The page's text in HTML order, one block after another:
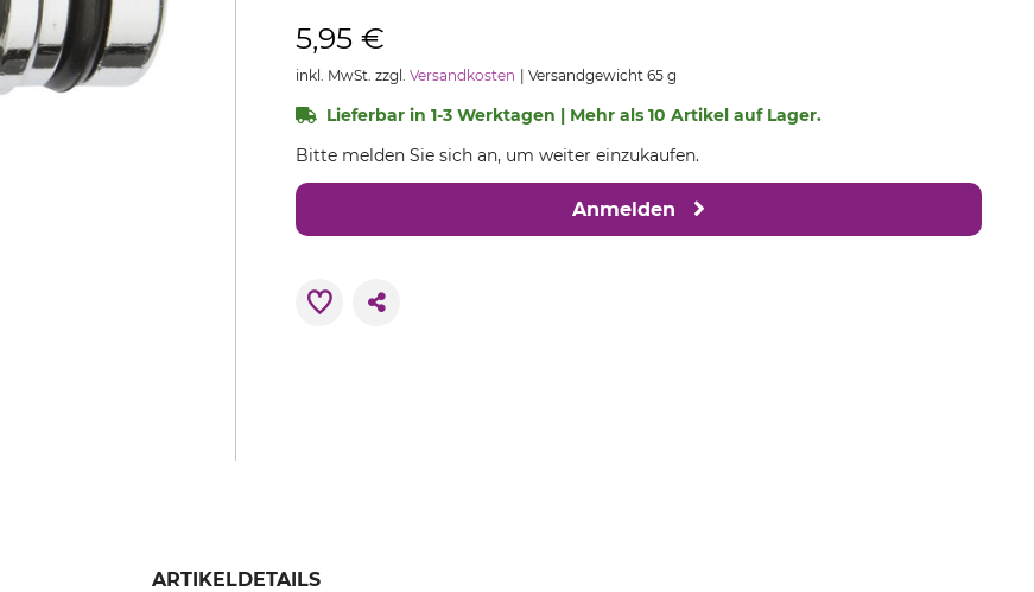
5,95 €
inkl. MwSt. zzgl. Versandkosten Versandgewicht 65 g
Lieferbar in 1-3 Werktagen | Mehr als 10 Artikel auf Lager.
Bitte melden Sie sich an, um weiter einzukaufen.
Anmelden
ARTIKELDETAILS